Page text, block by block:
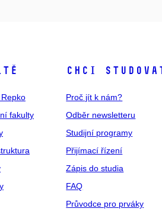
fakulty
Chci
Proč jít k nám?
Odběr newsletteru
Studijní programy
Přijímací řízení
Zápis do studia
FAQ
Průvodce pro prváky